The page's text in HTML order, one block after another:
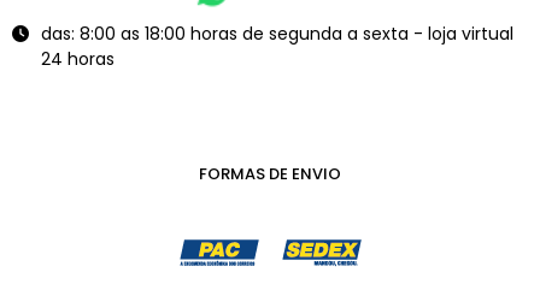
das: 8:00 as 18:00 horas de segunda a sexta - loja virtual
24 horas
FORMAS DE ENVIO